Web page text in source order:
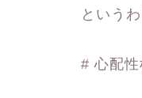
という
# 心配